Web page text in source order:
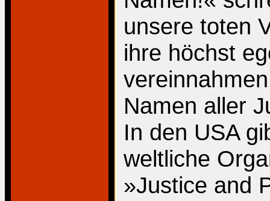
unsere toten
ihre höchst
Namen aller
In den USA
weltliche
»Justice and